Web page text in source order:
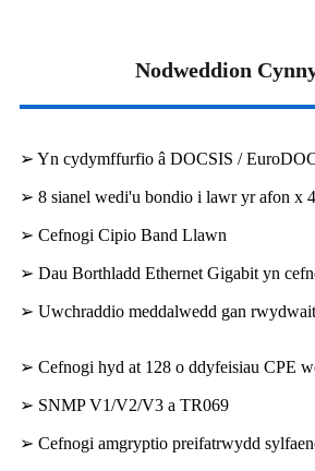
Nodweddion
➢ Yn cydymffurfio â DOCSIS /
➢ 8 sianel wedi'u bondio i lawr yr afon x
➢ Cefnogi Cipio Band Llawn
➢ Dau Borthladd Ethernet Gigabit yn
➢ Uwchraddio meddalwedd gan
➢ Cefnogi hyd at 128 o ddyfeisiau CPE
➢ SNMP V1/V2/V3 a TR069
➢ Cefnogi amgryptio preifatrwydd